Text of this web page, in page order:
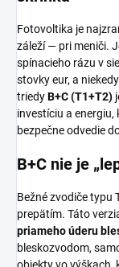
Fotovoltika je
záleží — pri meniči.
spínacieho rázu v
stovky eur, a
triedyB+C (T1+T2)
investíciu a
bezpečne odvedie
B+C nie je
Bežné zvodiče typu
prepätím. Táto
priameho úderu
bleskozvodom,